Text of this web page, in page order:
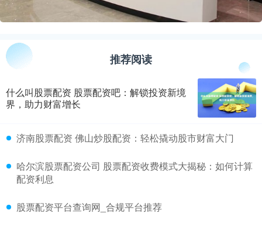
推荐阅读
什么叫股票配资 股票配资吧：解锁投资新境
界，助力财富增长
​济南股票配资 佛山炒股配资：轻松撬动股市财富大门
​哈尔滨股票配资公司 股票配资收费模式大揭秘：如何计算
配资利息
​股票配资平台查询网_合规平台推荐